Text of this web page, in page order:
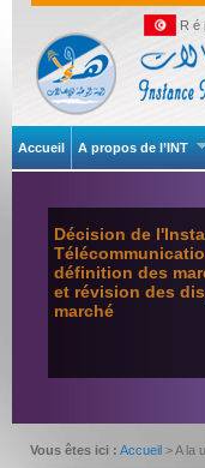
Accueil A propos de l’INT
Décision de
définition des
et révision des
marché
Vous êtes ici : Accueil > A la